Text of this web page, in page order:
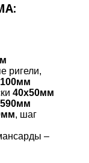
ригели,
40х50мм
590мм
, шаг
–